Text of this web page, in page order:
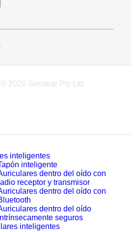
2026 Sensear Pty Ltd.
inteligentes
inteligente
dentro del oído con
receptor y transmisor
dentro del oído con
dentro del oído
seguros
inteligentes